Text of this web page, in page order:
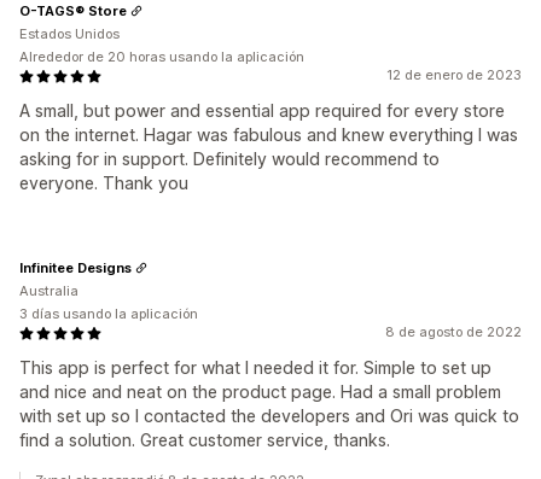
12 de enero de 2023
A small, but power and essential app required for every store
on the internet. Hagar was fabulous and knew everything I was
asking for in support. Definitely would recommend to
everyone. Thank you
O-TAGS® Store
Estados Unidos
Alrededor de 20 horas usando la aplicación
8 de agosto de 2022
This app is perfect for what I needed it for. Simple to set up
and nice and neat on the product page. Had a small problem
with set up so I contacted the developers and Ori was quick to
find a solution. Great customer service, thanks.
Infinitee Designs
Australia
3 días usando la aplicación